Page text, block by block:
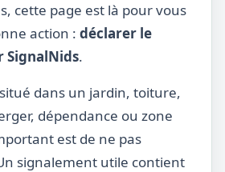
cette page est là pour vous
action : déclarer le
SignalNids.
dans un jardin, toiture,
dépendance ou zone
est de ne pas
signalement utile contient